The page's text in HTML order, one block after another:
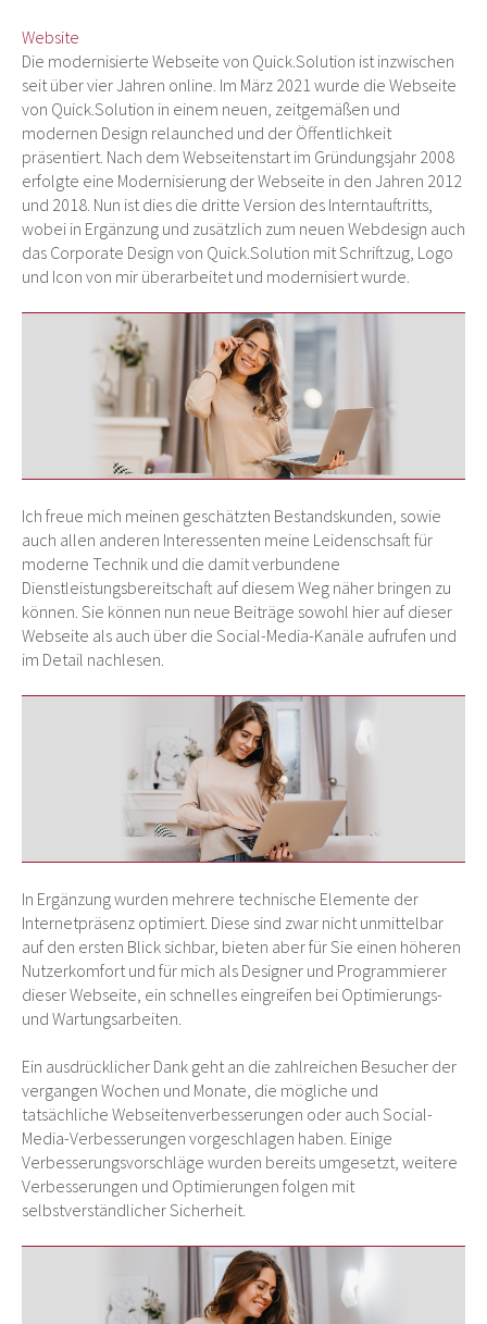
Website
Die modernisierte Webseite von Quick.Solution ist inzwischen
seit über vier Jahren online. Im März 2021 wurde die Webseite
von Quick.Solution in einem neuen, zeitgemäßen und
modernen Design relaunched und der Öffentlichkeit
präsentiert. Nach dem Webseitenstart im Gründungsjahr 2008
erfolgte eine Modernisierung der Webseite in den Jahren 2012
und 2018. Nun ist dies die dritte Version des Interntauftritts,
wobei in Ergänzung und zusätzlich zum neuen Webdesign auch
das Corporate Design von Quick.Solution mit Schriftzug, Logo
und Icon von mir überarbeitet und modernisiert wurde.
Ich freue mich meinen geschätzten Bestandskunden, sowie
auch allen anderen Interessenten meine Leidenschsaft für
moderne Technik und die damit verbundene
Dienstleistungsbereitschaft auf diesem Weg näher bringen zu
können. Sie können nun neue Beiträge sowohl hier auf dieser
Webseite als auch über die Social-Media-Kanäle aufrufen und
im Detail nachlesen.
In Ergänzung wurden mehrere technische Elemente der
Internetpräsenz optimiert. Diese sind zwar nicht unmittelbar
auf den ersten Blick sichbar, bieten aber für Sie einen höheren
Nutzerkomfort und für mich als Designer und Programmierer
dieser Webseite, ein schnelles eingreifen bei Optimierungs-
und Wartungsarbeiten.
Ein ausdrücklicher Dank geht an die zahlreichen Besucher der
vergangen Wochen und Monate, die mögliche und
tatsächliche Webseitenverbesserungen oder auch Social-
Media-Verbesserungen vorgeschlagen haben. Einige
Verbesserungsvorschläge wurden bereits umgesetzt, weitere
Verbesserungen und Optimierungen folgen mit
selbstverständlicher Sicherheit.